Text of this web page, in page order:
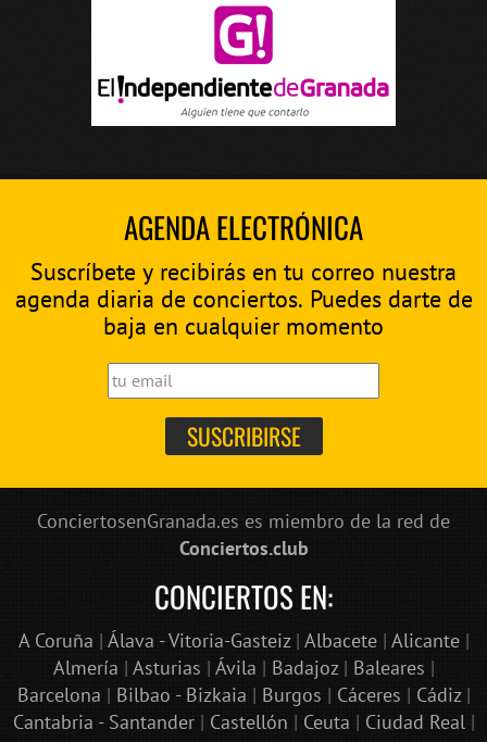
AGENDA ELECTRÓNICA
Suscríbete y recibirás en tu correo nuestra
agenda diaria de conciertos. Puedes darte de
baja en cualquier momento
ConciertosenGranada.es es miembro de la red de
Conciertos.club
CONCIERTOS EN:
A Coruña | Álava - Vitoria-Gasteiz| Albacete| Alicante|
Almería | Asturias | Ávila | Badajoz| Baleares |
Barcelona | Bilbao - Bizkaia | Burgos | Cáceres | Cádiz|
Cantabria - Santander| Castellón | Ceuta | Ciudad Real|